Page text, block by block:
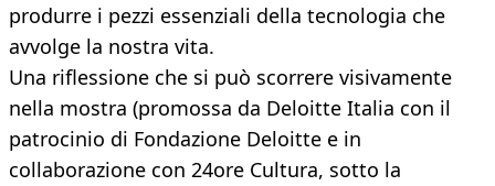
produrre i pezzi essenziali della tecnologia che
avvolge la nostra vita.
Una riflessione che si può scorrere visivamente
nella mostra (promossa da Deloitte Italia con il
patrocinio di Fondazione Deloitte e in
collaborazione con 24ore Cultura, sotto la